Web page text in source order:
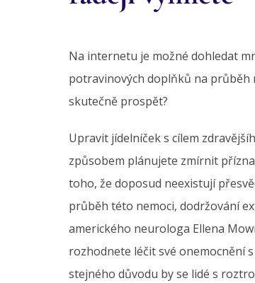
Na internetu je možné dohledat
potravinových doplňků na průběh
skutečně prospět?
Upravit jídelníček s cílem
způsobem plánujete zmírnit
toho, že doposud neexistují
průběh této nemoci, dodržování
amerického neurologa Ellena
rozhodnete léčit své onemocnění
stejného důvodu by se lidé s